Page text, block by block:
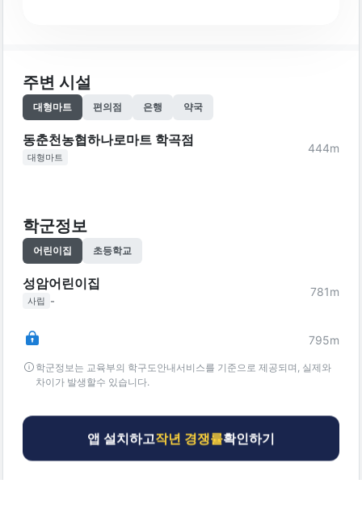
주변 시설
대형마트 편의점 은행 약국
동춘천농협하나로마트 학곡점
대형마트
444m
학군정보
어린이집 초등학교
성암어린이집
사립 -
781m
795m
학군정보는 교육부의 학구도안내서비스를 기준으로 제공되며, 실제와
차이가 발생할수 있습니다.
앱 설치하고작년 경쟁률확인하기